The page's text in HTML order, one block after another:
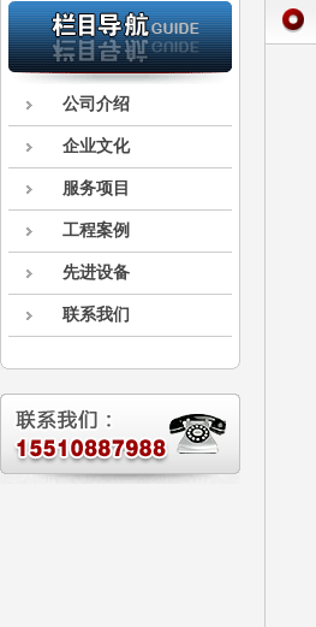
公司介绍
企业文化
服务项目
工程案例
先进设备
联系我们